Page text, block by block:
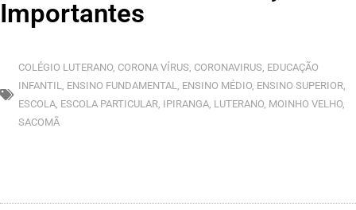
Importantes
COLÉGIO LUTERANO CORONA VÍRUS CORONAVIRUS EDUCAÇÃO
INFANTIL
ENSINO FUNDAMENTAL ENSINO MÉDIO ENSINO SUPERIOR
ESCOLA ESCOLA PARTICULAR IPIRANGA LUTERANO MOINHO VELHO
SACOMÃ